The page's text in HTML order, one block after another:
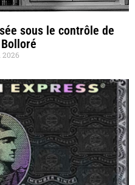
sous le contrôle de
2026